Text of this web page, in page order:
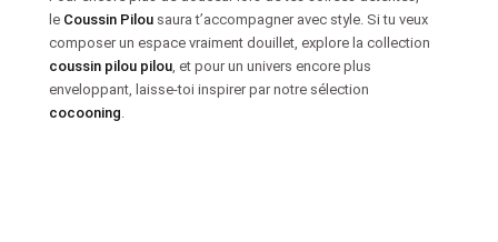
le Coussin Pilou saura t’accompagner avec style. Si tu veux
composer un espace vraiment douillet, explore la collection
coussin pilou pilou, et pour un univers encore plus
enveloppant, laisse-toi inspirer par notre sélection
cocooning.